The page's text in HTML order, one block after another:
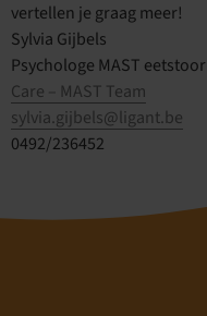
vertellen je graag meer!
Sylvia Gijbels
Psychologe MAST
Care – MAST Team
sylvia.gijbels@ligant.be
0492/236452